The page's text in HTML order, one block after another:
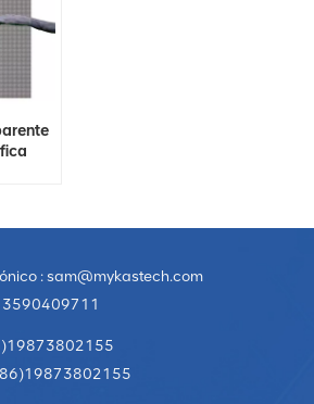
: sam@mykastech.com